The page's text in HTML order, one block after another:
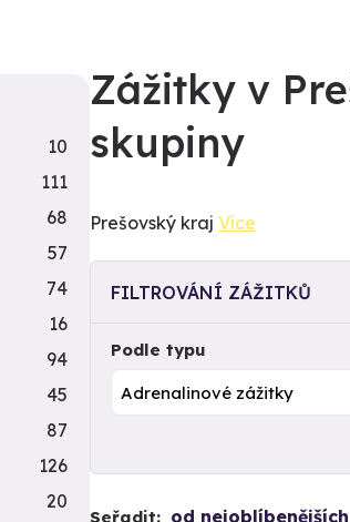
Zážitky v
skupiny
Prešovský kraj Více
FILTROVÁNÍ ZÁŽITKŮ
Podle typu
Seřadit: od nejoblíbenějších
10
111
68
57
74
16
94
45
87
126
20